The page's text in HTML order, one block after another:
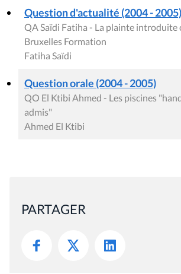
Question d'actualité (2004 - 2005)
QA Saïdi Fatiha - La plainte introduite
Bruxelles Formation
Fatiha Saïdi
Question orale (2004 - 2005)
QO El Ktibi Ahmed - Les piscines
admis"
Ahmed El Ktibi
PARTAGER